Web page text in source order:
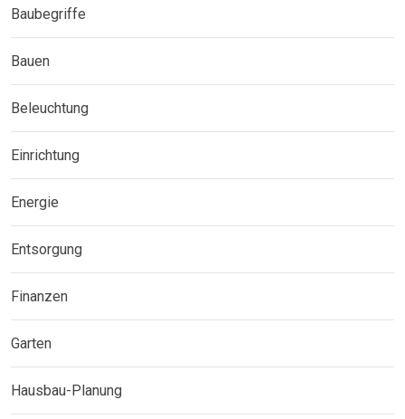
Baubegriffe
Bauen
Beleuchtung
Einrichtung
Energie
Entsorgung
Finanzen
Garten
Hausbau-Planung